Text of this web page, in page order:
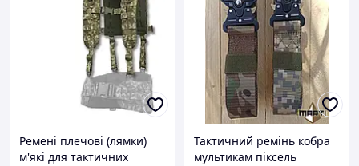
Ремені плечові (лямки)
м'які для тактичних
Тактичний ремінь кобра
мультикам піксель